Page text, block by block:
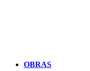
OBRAS